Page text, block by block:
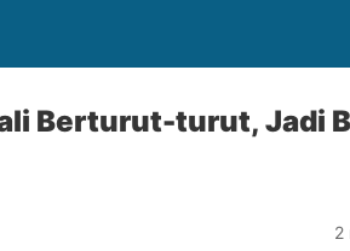
Berturut-turut, Jadi
2